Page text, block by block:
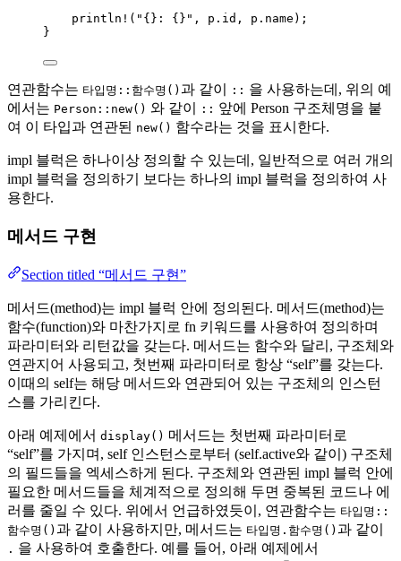
println! ( " {}: {} " , p . id, p . name);
}
연관함수는 타입명::함수명() 과 같이 :: 을 사용하는데, 위의 예
에서는 Person::new() 와 같이 :: 앞에 Person 구조체명을 붙
여 이 타입과 연관된 new() 함수라는 것을 표시한다.
impl 블럭은 하나이상 정의할 수 있는데, 일반적으로 여러 개의
impl 블럭을 정의하기 보다는 하나의 impl 블럭을 정의하여 사
용한다.
메서드 구현
Section titled “메서드 구현”
메서드(method)는 impl 블럭 안에 정의된다. 메서드(method)는
함수(function)와 마찬가지로 fn 키워드를 사용하여 정의하며
파라미터와 리턴값을 갖는다. 메서드는 함수와 달리, 구조체와
연관지어 사용되고, 첫번째 파라미터로 항상 “self”를 갖는다.
이때의 self는 해당 메서드와 연관되어 있는 구조체의 인스턴
스를 가리킨다.
아래 예제에서 display() 메서드는 첫번째 파라미터로
“self”를 가지며, self 인스턴스로부터 (self.active와 같이) 구조체
의 필드들을 엑세스하게 된다. 구조체와 연관된 impl 블럭 안에
필요한 메서드들을 체계적으로 정의해 두면 중복된 코드나 에
러를 줄일 수 있다. 위에서 언급하였듯이, 연관함수는 타입명::
함수명() 과 같이 사용하지만, 메서드는 타입명.함수명() 과 같이
. 을 사용하여 호출한다. 예를 들어, 아래 예제에서